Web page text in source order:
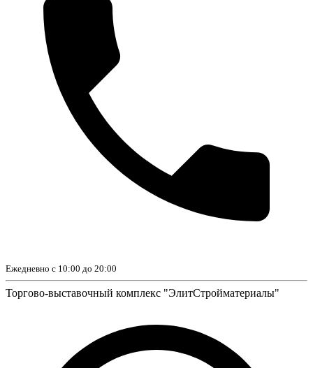
Ежедневно с 10:00 до 20:00
Торгово-выставочный комплекс "ЭлитСтройматериалы"